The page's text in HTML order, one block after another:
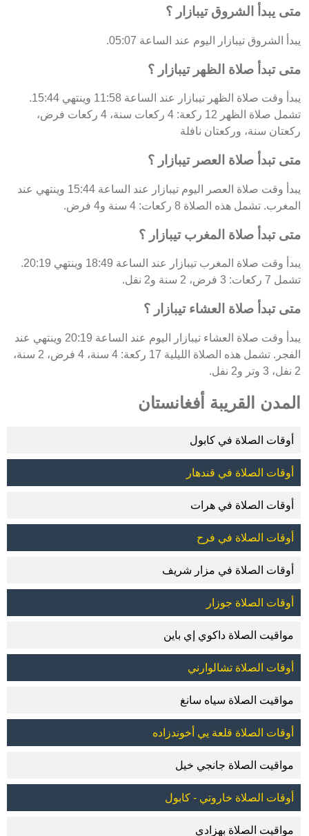
متى يبدأ الشروق تيبازار ؟
يبدأ الشروق تيبازار اليوم عند الساعة 05:07.
متى تبدأ صلاة الظهر تيبازار ؟
يبدأ وقت صلاة الظهر تيبازار عند الساعة 11:58 وينتهي 15:44.
تشمل صلاة الظهر 12 ركعة: 4 ركعات سنة، 4 ركعات فرض،
ركعتان سنة، وركعتان نافلة
متى تبدأ صلاة العصر تيبازار ؟
يبدأ وقت صلاة العصر اليوم تيبازار عند الساعة 15:44 وينتهي عند
المغرب. تشمل هذه الصلاة 8 ركعات: 4 سنة و4 فرض.
متى تبدأ صلاة المغرب تيبازار ؟
يبدأ وقت صلاة المغرب تيبازار عند الساعة 18:49 وينتهي 20:19.
تشمل 7 ركعات: 3 فرض، 2 سنة و2 نفل.
متى تبدأ صلاة العشاء تيبازار ؟
يبدأ وقت صلاة العشاء تيبازار اليوم عند الساعة 20:19 وينتهي عند
الفجر. تشمل هذه الصلاة الليلية 17 ركعة: 4 سنة، 4 فرض، 2 سنة،
2 نفل، 3 وتر و2 نفل.
المدن القريبة أفغانستان
أوقات الصلاة في كابول
أوقات الصلاة في قندهار
أوقات الصلاة في هرات
أوقات الصلاة في فرح
أوقات الصلاة في مزار شريف
أوقات الصلاة جوزار
مواقيت الصلاة داكوي إي باين
أوقات الصلاة تشالوارني
مواقيت الصلاة سياه سانغ
أوقات الصلاة قلعة يي أخوندزاده
مواقيت الصلاة جانجي خيل
أوقات الصلاة خاروتي - كابول
مواقيت الصلاة بهزادي